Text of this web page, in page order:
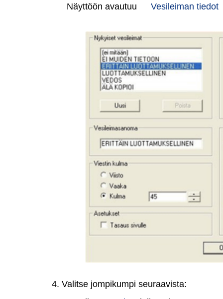
Näyttöön avautuu
Vesileiman tiedot
4. Valitse jompikumpi seuraavista: